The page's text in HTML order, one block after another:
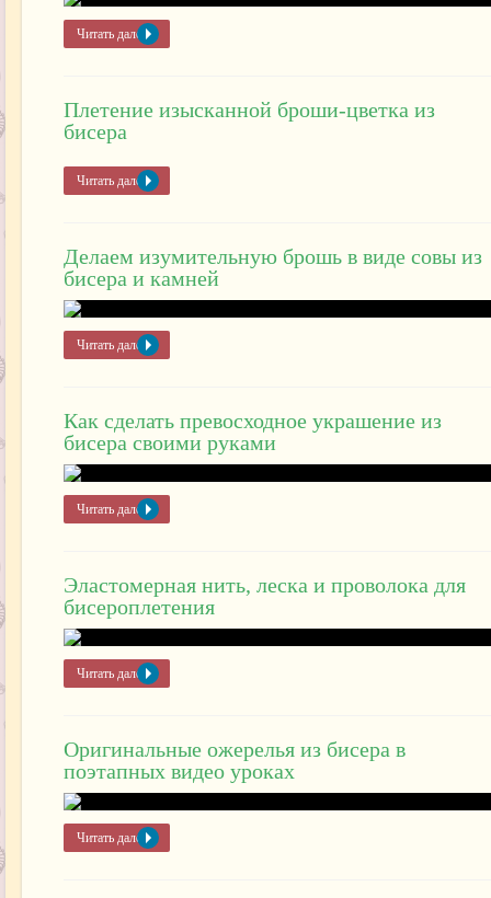
Читать далее »
Плетение изысканной броши-цветка из
бисера
Читать далее »
Делаем изумительную брошь в виде совы из
бисера и камней
Читать далее »
Как сделать превосходное украшение из
бисера своими руками
Читать далее »
Эластомерная нить, леска и проволока для
бисероплетения
Читать далее »
Оригинальные ожерелья из бисера в
поэтапных видео уроках
Читать далее »